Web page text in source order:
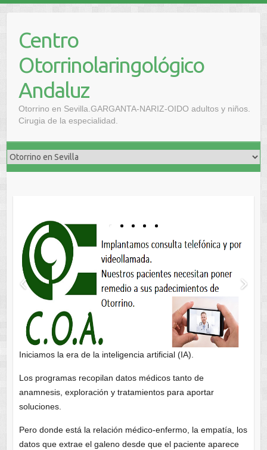
Centro
Otorrinolaringológico
Andaluz
Otorrino en Sevilla.GARGANTA-NARIZ-OIDO adultos y niños.
Cirugia de la especialidad.
Iniciamos la era de la inteligencia artificial (IA).
Los programas recopilan datos médicos tanto de
anamnesis, exploración y tratamientos para aportar
soluciones.
Pero donde está la relación médico-enfermo, la empatía, los
datos que extrae el galeno desde que el paciente aparece